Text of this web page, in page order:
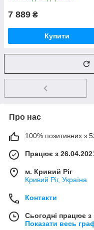
7 889 ₴
Купити
Про нас
100% позитивних з 53
Працює з
м. Кривий Ріг
Кривий Ріг, Україна
Контакти
Сьогодні працює з
Показати весь